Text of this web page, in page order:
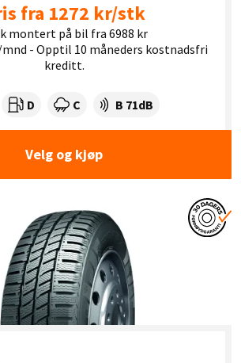
fra 1272 kr/stk
montert på bil fra 6988 kr
- Opptil 10 måneders kostnadsfri
kreditt.
Drivstofforbruk:
D Våtgrep:
C Dekkstøy (dB):
B 71dB
Velg og kjøp